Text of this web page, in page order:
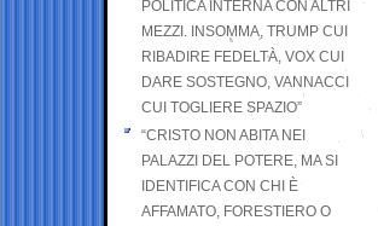
POLITICA INTERNA CON ALTRI
MEZZI. INSOMMA, TRUMP CUI
RIBADIRE FEDELTÀ, VOX CUI
DARE SOSTEGNO, VANNACCI
CUI TOGLIERE SPAZIO”
“CRISTO NON ABITA NEI
PALAZZI DEL POTERE, MA SI
IDENTIFICA CON CHI È
AFFAMATO, FORESTIERO O